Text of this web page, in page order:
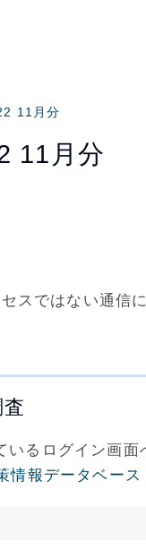
11月分
11月分
スではない通信
るログイン画面
報データベース